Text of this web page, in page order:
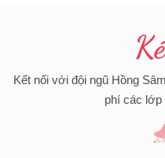
Kết nối với đội ngũ Hồng
phí các lớp